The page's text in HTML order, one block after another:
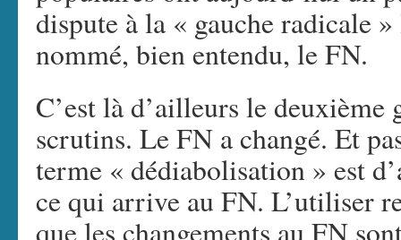
dispute à la « gauche radicale
nommé, bien entendu, le FN.
C’est là d’ailleurs le deuxième
scrutins. Le FN a changé. Et
terme « dédiabolisation » est
ce qui arrive au FN. L’utiliser
que les changements au FN